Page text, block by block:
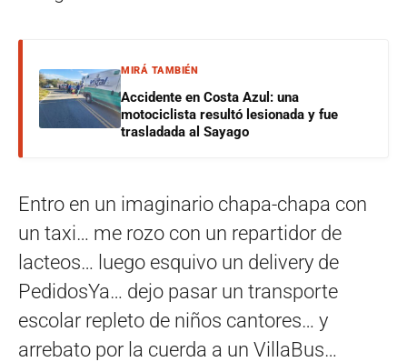
MIRÁ TAMBIÉN
Accidente en Costa Azul: una
motociclista resultó lesionada y fue
trasladada al Sayago
Entro en un imaginario chapa-chapa con
un taxi… me rozo con un repartidor de
lacteos… luego esquivo un delivery de
PedidosYa… dejo pasar un transporte
escolar repleto de niños cantores… y
arrebato por la cuerda a un VillaBus…